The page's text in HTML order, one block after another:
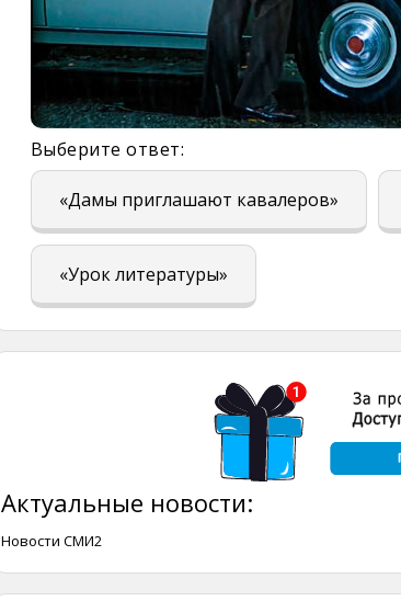
Выберите ответ:
«Дамы приглашают кавалеров»
«Урок литературы»
Актуальные новости:
Новости СМИ2